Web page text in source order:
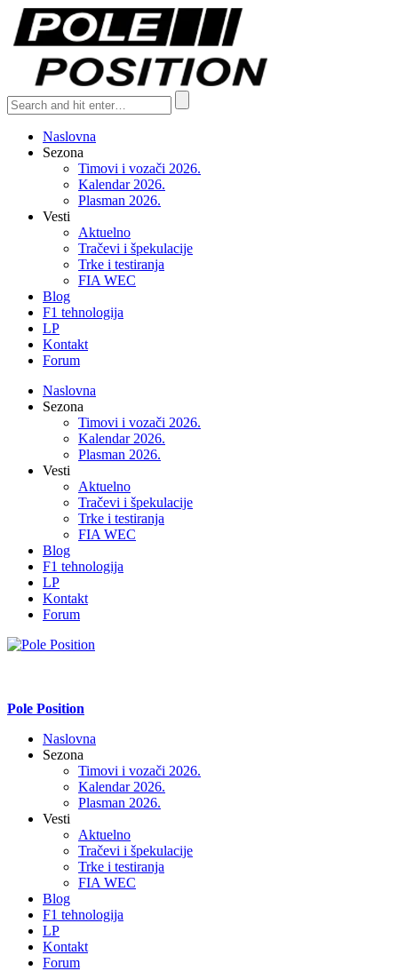
Naslovna
Sezona
Timovi i vozači 2026.
Kalendar 2026.
Plasman 2026.
Vesti
Aktuelno
Tračevi i špekulacije
Trke i testiranja
FIA WEC
Blog
F1 tehnologija
LP
Kontakt
Forum
Naslovna
Sezona
Timovi i vozači 2026.
Kalendar 2026.
Plasman 2026.
Vesti
Aktuelno
Tračevi i špekulacije
Trke i testiranja
FIA WEC
Blog
F1 tehnologija
LP
Kontakt
Forum
Pole Position
Naslovna
Sezona
Timovi i vozači 2026.
Kalendar 2026.
Plasman 2026.
Vesti
Aktuelno
Tračevi i špekulacije
Trke i testiranja
FIA WEC
Blog
F1 tehnologija
LP
Kontakt
Forum